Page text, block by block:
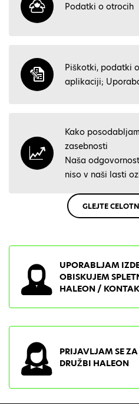
Podatki o otrocih
Piškotki, podatki
aplikaciji;
Kako
zasebnosti
Naša
niso v naši lasti
GLEJTE
UPORABLJAM
OBISKUJEM
HALEON /
PRIJAVLJAM SE
DRUŽBI HALEON